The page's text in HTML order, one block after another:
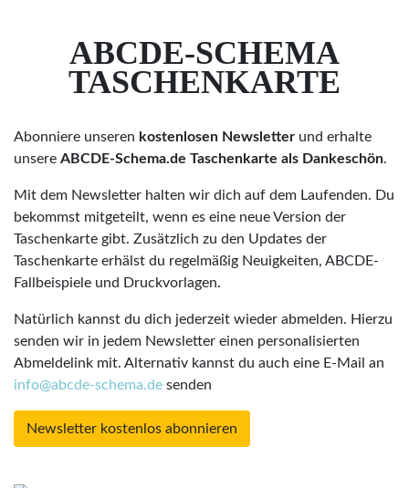
ABCDE-SCHEMA
TASCHENKARTE
Abonniere unseren kostenlosen Newsletter und erhalte
unsere ABCDE-Schema.de Taschenkarte als Dankeschön.
Mit dem Newsletter halten wir dich auf dem Laufenden. Du
bekommst mitgeteilt, wenn es eine neue Version der
Taschenkarte gibt. Zusätzlich zu den Updates der
Taschenkarte erhälst du regelmäßig Neuigkeiten, ABCDE-
Fallbeispiele und Druckvorlagen.
Natürlich kannst du dich jederzeit wieder abmelden. Hierzu
senden wir in jedem Newsletter einen personalisierten
Abmeldelink mit. Alternativ kannst du auch eine E-Mail an
info@abcde-schema.de senden
Newsletter kostenlos abonnieren